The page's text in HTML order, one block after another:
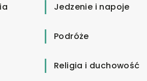
Jedzenie i napoje
Podróże
Religia i duchowość